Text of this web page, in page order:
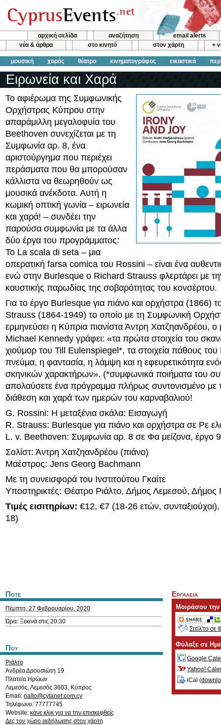
αρχική σελίδα αναζήτηση
email alerts
νέα & άρθρα
στο κινητό στον χάρτη +
μουσική χορός θέατρο κινηματογράφος εικαστικά
Ειρωνεία και Χαρά
Το αφιέρωμα της Συμφωνικής
Ορχήστρας Κύπρου στην
απαράμιλλη μεγαλοφυία του
Beethoven συνεχίζεται με τη
Συμφωνία αρ. 8, ένα
αριστούργημα που περιέχει
περάσματα που θα μπορούσαν
κάλλιστα να θεωρηθούν ως
μουσικά ανέκδοτα. Αυτή η
κωμική οπτική γωνία – ειρωνεία
και χαρά! – συνδέει την
παρούσα συμφωνία με τα άλλα
δύο έργα του προγράμματος:
Το La scala di seta – μια
οπερατική farsa comica του Rossini – είναι ένα
ενώ στην Burlesque ο Richard Strauss φλερτάρει με
καυστικής παρωδίας της σοβαρότητας του κονσέρτου.
Για το έργο Burlesque για πιάνο και ορχήστρα (1866)
Strauss (1864-1949) το οποίο με τη Συμφωνική
ερμηνεύσει η Κύπρια πιανίστα Άντρη Χατζηανδρέου, ο
Michael Kennedy γράφει: «τα πρώτα στοιχεία του
χιούμορ του Till Eulenspiegel*, τα στοιχεία πάθους
πνεύμα, η φαντασία, η λάμψη και η εφευρετικότητα
σκηνικών χαρακτήρων». (*συμφωνικά ποιήματα του
απολαύσετε ένα πρόγραμμα πλήρως συντονισμένο με
διάθεση και χαρά των ημερών του καρναβαλιού!
G. Rossini: H μεταξένια σκάλα: Εισαγωγή
R. Strauss: Burlesque για πιάνο και ορχήστρα σε Ρε
L. v. Beethoven: Συμφωνία αρ. 8 σε Φα μείζονα, έργο
Σολίστ: Άντρη Χατζηανδρέου (πιάνο)
Μαέστρος: Jens Georg Bachmann
Με τη συνεισφορά του Ινστιτούτου Γκαίτε
Υποστηρικτές: Θέατρο Ριάλτο, Δήμος Λεμεσού,
Τιμές εισιτηρίων: €12, €7 (18-26 ετών,
18)
Ποτε
Πέμπτη, 27 Φεβρουαρίου, 2020
Ώρα: Ξεκινά στις 20:30
Που
Ριάλτο
Ανδρέα Δρουσιώτη 19
Πλατεία Ηρώων
Λεμεσός,Λεμεσός 3603, Κύπρος
Email: rialto@cytanet.com.cy
Τηλέφωνο: 77777745
Website: κάνε κλικ για να την επισκεφθείς
Δες τον χώρο εκδήλωσης στον χάρτη
Εργαλεια
Μοιράσου
Στείλ'το σε
Φύλαξε σε
Google
Yahoo!
iCal (